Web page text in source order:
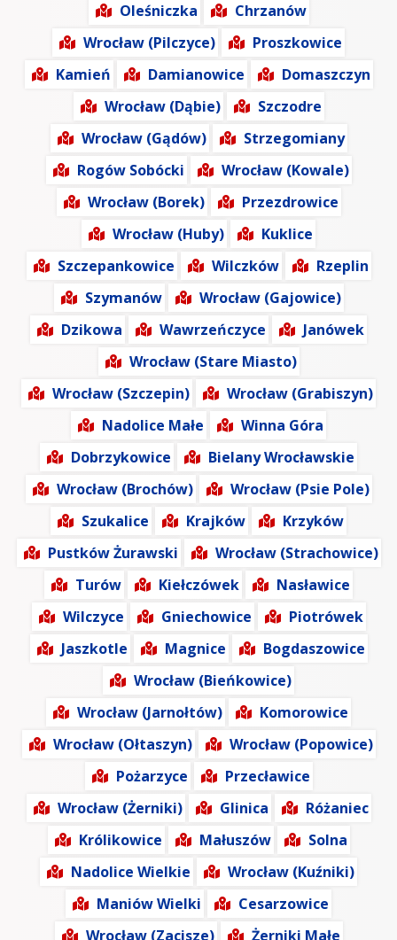
Oleśniczka
Chrzanów
Wrocław (Pilczyce)
Proszkowice
Kamień
Damianowice
Domaszczyn
Wrocław (Dąbie)
Szczodre
Wrocław (Gądów)
Strzegomiany
Rogów Sobócki
Wrocław (Kowale)
Wrocław (Borek)
Przezdrowice
Wrocław (Huby)
Kuklice
Szczepankowice
Wilczków
Rzeplin
Szymanów
Wrocław (Gajowice)
Dzikowa
Wawrzeńczyce
Janówek
Wrocław (Stare Miasto)
Wrocław (Szczepin)
Wrocław (Grabiszyn)
Nadolice Małe
Winna Góra
Dobrzykowice
Bielany Wrocławskie
Wrocław (Brochów)
Wrocław (Psie Pole)
Szukalice
Krajków
Krzyków
Pustków Żurawski
Wrocław (Strachowice)
Turów
Kiełczówek
Nasławice
Wilczyce
Gniechowice
Piotrówek
Jaszkotle
Magnice
Bogdaszowice
Wrocław (Bieńkowice)
Wrocław (Jarnołtów)
Komorowice
Wrocław (Ołtaszyn)
Wrocław (Popowice)
Pożarzyce
Przecławice
Wrocław (Żerniki)
Glinica
Różaniec
Królikowice
Małuszów
Solna
Nadolice Wielkie
Wrocław (Kuźniki)
Maniów Wielki
Cesarzowice
Wrocław (Zacisze)
Żerniki Małe